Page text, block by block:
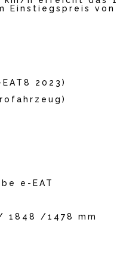
Einstiegspreis
2023)
e-EAT
1848 /1478 mm